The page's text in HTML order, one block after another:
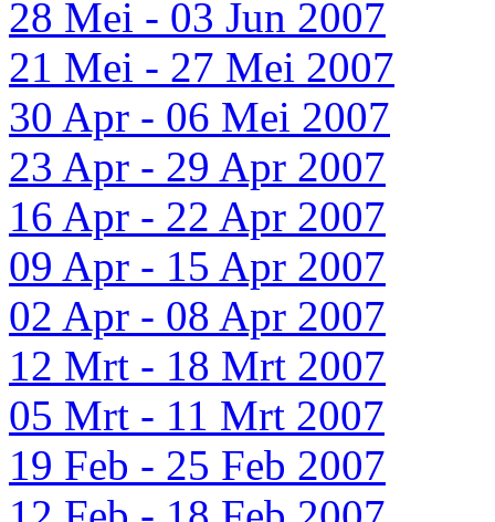
28 Mei - 03 Jun 2007
21 Mei - 27 Mei 2007
30 Apr - 06 Mei 2007
23 Apr - 29 Apr 2007
16 Apr - 22 Apr 2007
09 Apr - 15 Apr 2007
02 Apr - 08 Apr 2007
12 Mrt - 18 Mrt 2007
05 Mrt - 11 Mrt 2007
19 Feb - 25 Feb 2007